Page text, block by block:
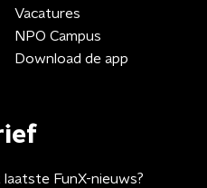
Vacatures
NPO Campus
Download de app
FunX-nieuws?